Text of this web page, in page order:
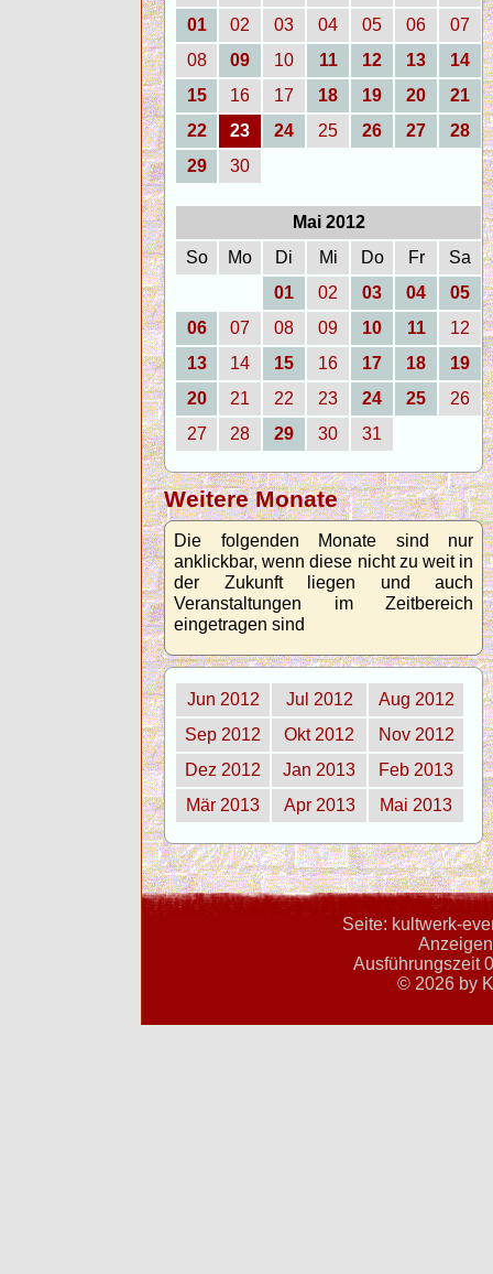
01
02 03 04 05 06
07
08
09 10 11 12 13
14
15
16 17 18 19 20
21
22
23 24 25 26 27
28
29
30
Mai 2012
So
Mo Di Mi Do Fr
Sa
01
02 03 04
05
06
07 08 09 10 11
12
13
14 15 16 17 18
19
20
21 22 23 24 25
26
27
28 29 30 31
Weitere Monate
Die folgenden Monate sind nur
anklickbar, wenn diese nicht zu weit in
der Zukunft liegen und auch
Veranstaltungen im Zeitbereich
eingetragen sind
Jun 2012 Jul 2012
Aug 2012
Sep 2012
Okt 2012
Nov 2012
Dez 2012
Jan 2013
Feb 2013
Mär 2013
Apr 2013 Mai 2013
Seite: kultwerk-
Ausführungszeit
© 2026 by